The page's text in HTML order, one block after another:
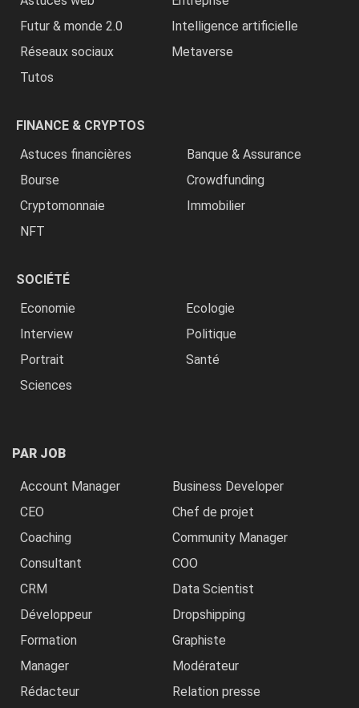
Futur & monde 2.0
Intelligence artificielle
Réseaux sociaux
Metaverse
Tutos
FINANCE & CRYPTOS
Astuces financières
Banque & Assurance
Bourse
Crowdfunding
Cryptomonnaie
Immobilier
NFT
SOCIÉTÉ
Economie
Ecologie
Interview
Politique
Portrait
Santé
Sciences
PAR JOB
Account Manager
Business Developer
CEO
Chef de projet
Coaching
Community Manager
Consultant
COO
CRM
Data Scientist
Développeur
Dropshipping
Formation
Graphiste
Manager
Modérateur
Rédacteur
Relation presse